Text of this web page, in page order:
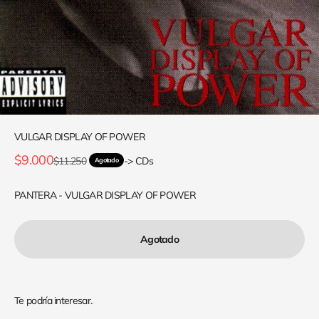
VULGAR DISPLAY OF POWER
Precio de oferta
$9.000Precio normal
$11.250 Agotado -> CDs
PANTERA - VULGAR DISPLAY OF POWER
Agotado